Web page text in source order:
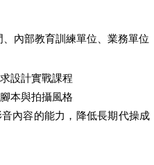
內部教育訓練單位、業務單位
設計實戰課程
本與拍攝風格
內容的能力，降低長期代操成